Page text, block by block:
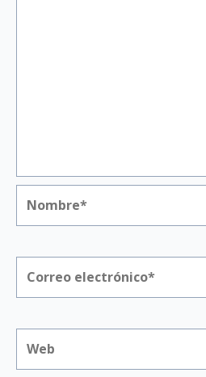
electrónico*